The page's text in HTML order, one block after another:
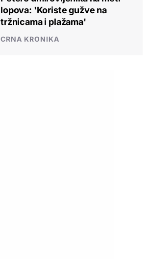
lopova: 'Koriste gužve na
tržnicama i plažama'
CRNA KRONIKA